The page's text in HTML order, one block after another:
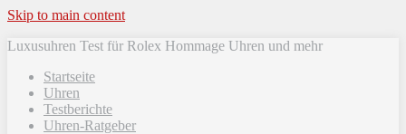
Skip to main content
Luxusuhren Test für Rolex Hommage Uhren und mehr
Startseite
Uhren
Testberichte
Uhren-Ratgeber